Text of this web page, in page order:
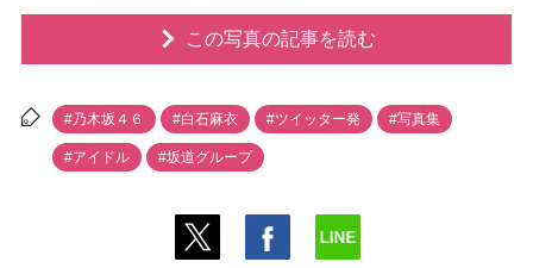
この写真の記事を読む
#乃木坂４６ #白石麻衣 #ツイッター発 #写真集
#アイドル #坂道グループ